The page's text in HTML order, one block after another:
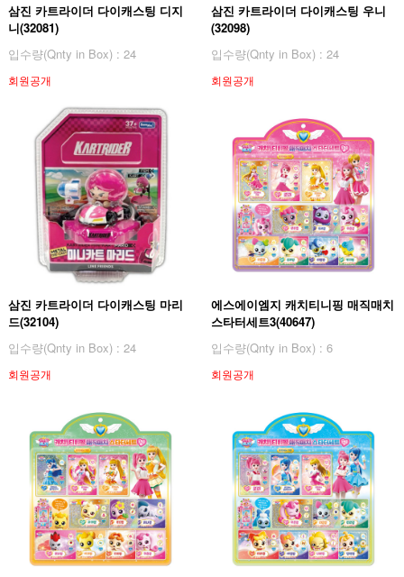
삼진 카트라이더 다이캐스팅 디지
니(32081)
입수량(Qnty in Box) : 24
회원공개
삼진 카트라이더 다이캐스팅 우니
(32098)
입수량(Qnty in Box) : 24
회원공개
삼진 카트라이더 다이캐스팅 마리
드(32104)
입수량(Qnty in Box) : 24
회원공개
에스에이엠지 캐치티니핑 매직매치
스타터세트3(40647)
입수량(Qnty in Box) : 6
회원공개